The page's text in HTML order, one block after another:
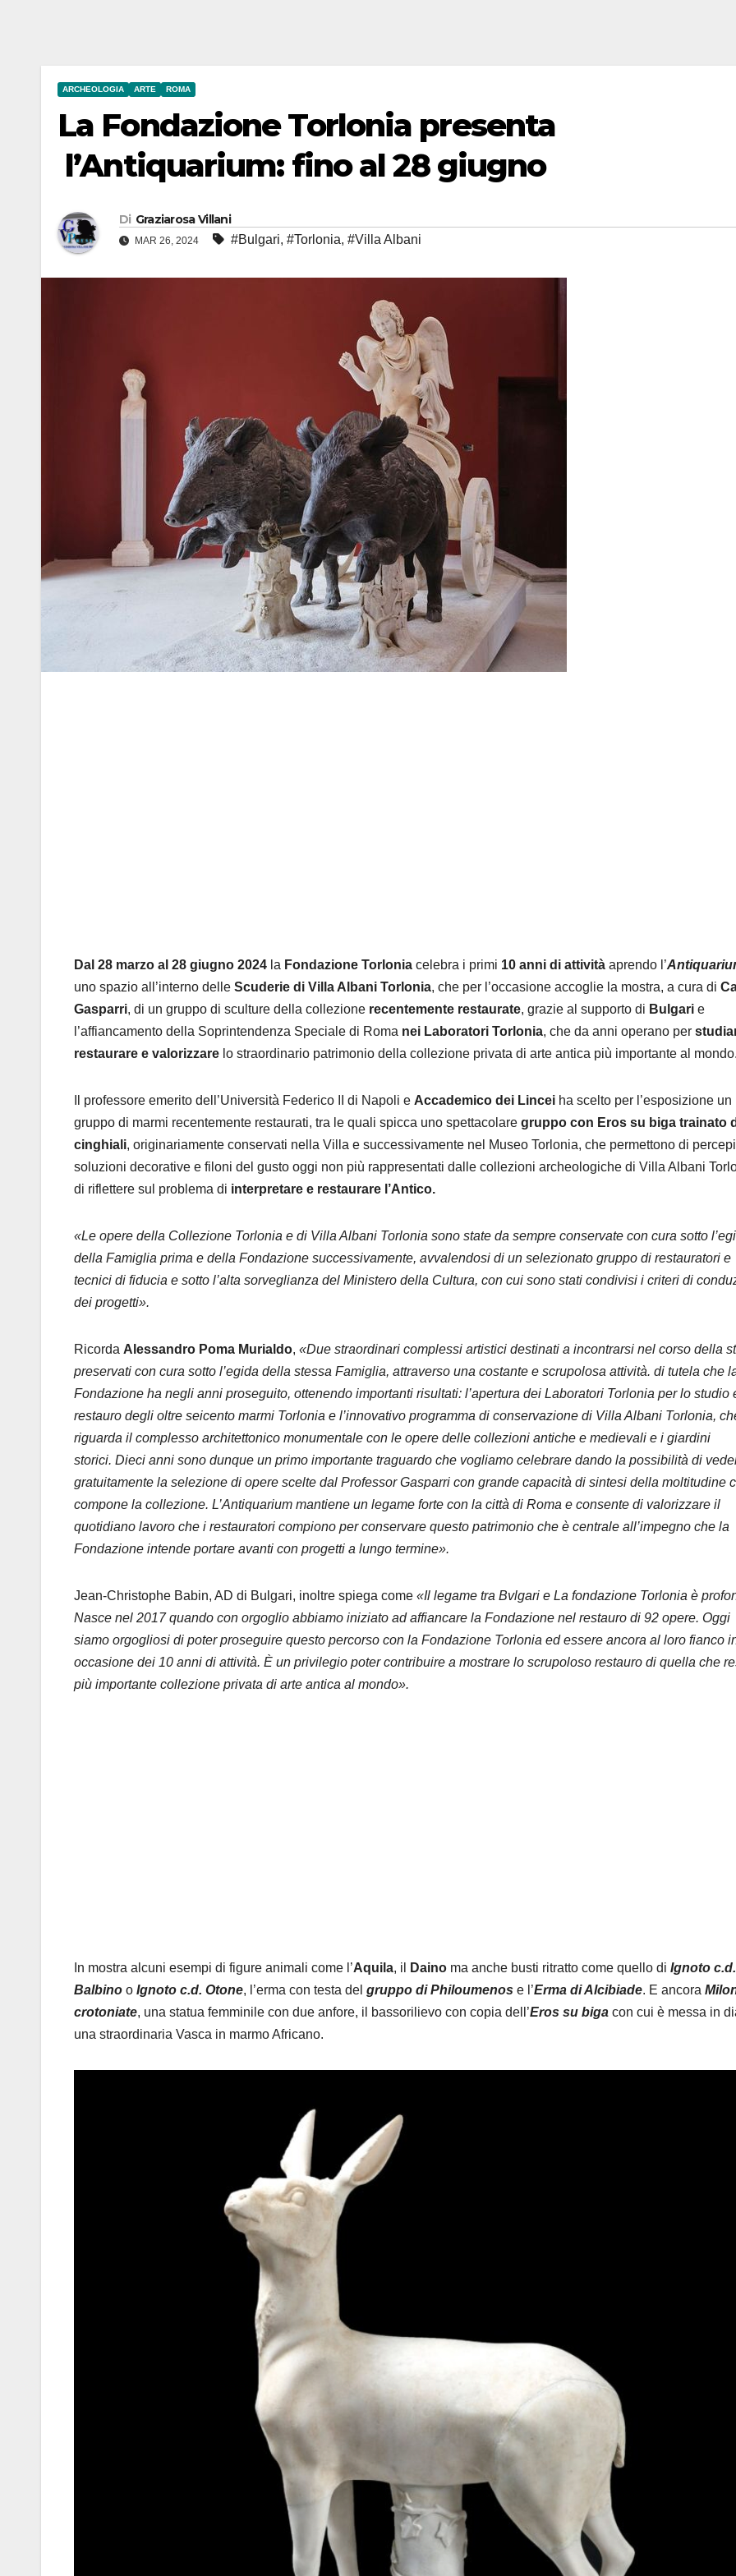
ARCHEOLOGIA ARTE ROMA
La Fondazione Torlonia presenta
l’Antiquarium: fino al 28 giugno
Di Graziarosa Villani
MAR 26, 2024 #Bulgari, #Torlonia, #Villa Albani
Dal 28 marzo al 28 giugno 2024 la Fondazione Torlonia celebra i primi 10 anni di attività aprendo l’
uno spazio all’interno delle Scuderie di Villa Albani Torlonia, che per l’occasione accoglie la mostra, a cura di
Gasparri, di un gruppo di sculture della collezione recentemente restaurate, grazie al supporto di Bulgari e
l’affiancamento della Soprintendenza Speciale di Roma nei Laboratori Torlonia, che da anni operano per
restaurare e valorizzare lo straordinario patrimonio della collezione privata di arte antica più importante al mondo.
Il professore emerito dell’Università Federico II di Napoli e Accademico dei Lincei ha scelto per l’esposizione un
gruppo di marmi recentemente restaurati, tra le quali spicca uno spettacolare gruppo con Eros su biga trainato
cinghiali, originariamente conservati nella Villa e successivamente nel Museo Torlonia, che permettono di
soluzioni decorative e filoni del gusto oggi non più rappresentati dalle collezioni archeologiche di Villa Albani
di riflettere sul problema di interpretare e restaurare l’Antico.
«Le opere della Collezione Torlonia e di Villa Albani Torlonia sono state da sempre conservate con cura sotto
della Famiglia prima e della Fondazione successivamente, avvalendosi di un selezionato gruppo di restauratori e
tecnici di fiducia e sotto l’alta sorveglianza del Ministero della Cultura, con cui sono stati condivisi i criteri di
dei progetti».
Ricorda Alessandro Poma Murialdo, «Due straordinari complessi artistici destinati a incontrarsi nel corso della
preservati con cura sotto l’egida della stessa Famiglia, attraverso una costante e scrupolosa attività. di tutela che
Fondazione ha negli anni proseguito, ottenendo importanti risultati: l’apertura dei Laboratori Torlonia per lo studio
restauro degli oltre seicento marmi Torlonia e l’innovativo programma di conservazione di Villa Albani Torlonia,
riguarda il complesso architettonico monumentale con le opere delle collezioni antiche e medievali e i giardini
storici. Dieci anni sono dunque un primo importante traguardo che vogliamo celebrare dando la possibilità di
gratuitamente la selezione di opere scelte dal Professor Gasparri con grande capacità di sintesi della moltitudine
compone la collezione. L’Antiquarium mantiene un legame forte con la città di Roma e consente di valorizzare il
quotidiano lavoro che i restauratori compiono per conservare questo patrimonio che è centrale all’impegno che la
Fondazione intende portare avanti con progetti a lungo termine».
Jean-Christophe Babin, AD di Bulgari, inoltre spiega come «Il legame tra Bvlgari e La fondazione Torlonia è
Nasce nel 2017 quando con orgoglio abbiamo iniziato ad affiancare la Fondazione nel restauro di 92 opere. Oggi
siamo orgogliosi di poter proseguire questo percorso con la Fondazione Torlonia ed essere ancora al loro fianco
occasione dei 10 anni di attività. È un privilegio poter contribuire a mostrare lo scrupoloso restauro di quella che
più importante collezione privata di arte antica al mondo».
In mostra alcuni esempi di figure animali come l’Aquila, il Daino ma anche busti ritratto come quello di Ignoto c.d.
Balbino o Ignoto c.d. Otone, l’erma con testa del gruppo di Philoumenos e l’Erma di Alcibiade. E ancora
crotoniate, una statua femminile con due anfore, il bassorilievo con copia dell’Eros su biga con cui è messa in
una straordinaria Vasca in marmo Africano.